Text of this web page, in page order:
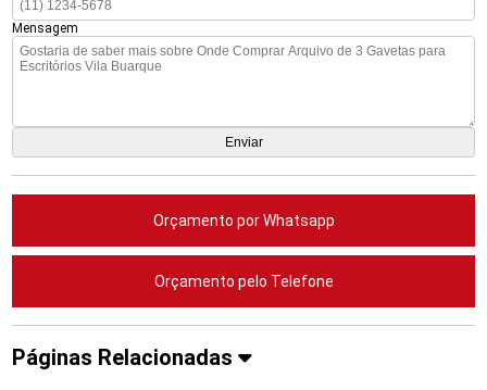
Mensagem
Orçamento por Whatsapp
Orçamento pelo Telefone
Páginas Relacionadas